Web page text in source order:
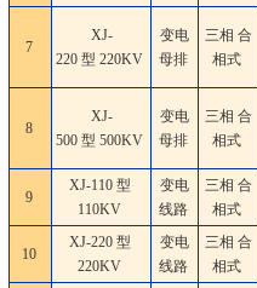
7
XJ-
220 型 220KV
变电
母排
三相 合
相式
8
XJ-
500 型 500KV
变电
母排
三相 合
相式
9
XJ-110 型
110KV
变电
线路
三相 合
相式
10
XJ-220 型
220KV
变电
线路
三相 合
相式